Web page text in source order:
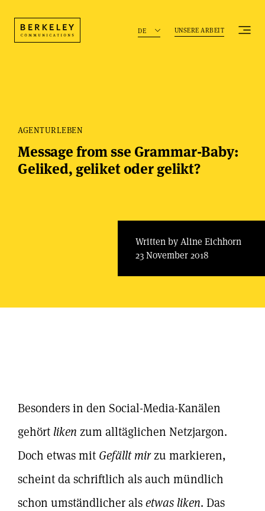
UNSERE ARBEIT
DE
AGENTURLEBEN
Message from sse Grammar-Baby:
Geliked, geliket oder gelikt?
Written by Aline Eichhorn
23 November 2018
Besonders in den Social-Media-Kanälen
gehört liken zum alltäglichen Netzjargon.
Doch etwas mit Gefällt mirzu markieren,
scheint da schriftlich als auch mündlich
schon umständlicher alsetwas liken. Das